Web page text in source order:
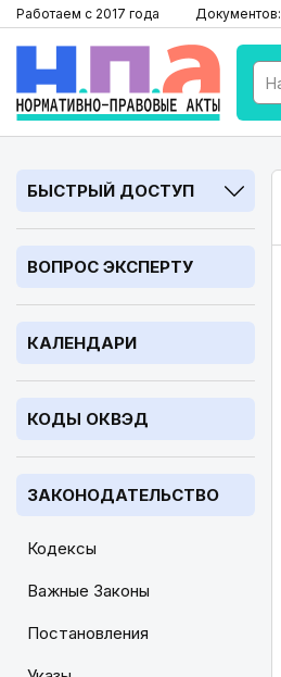
Работаем с 2017 года Документов:
БЫСТРЫЙ ДОСТУП
ВОПРОС ЭКСПЕРТУ
КАЛЕНДАРИ
КОДЫ ОКВЭД
ЗАКОНОДАТЕЛЬСТВО
Кодексы
Важные Законы
Постановления